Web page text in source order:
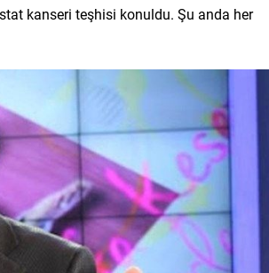
kanseri teşhisi konuldu. Şu anda her